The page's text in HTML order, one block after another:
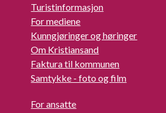
Turistinformasjon
For mediene
Kunngjøringer og høringer
Om Kristiansand
Faktura til kommunen
Samtykke - foto og film
For ansatte